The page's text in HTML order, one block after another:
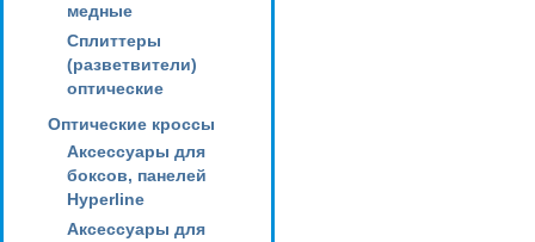
медные
Сплиттеры
(разветвители)
оптические
Оптические кроссы
Аксессуары для
боксов, панелей
Hyperline
Аксессуары для